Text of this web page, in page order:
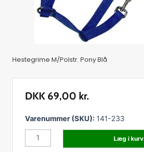
Hestegrime M/Polstr. Pony Blå
DKK 69,00 kr.
Varenummer (SKU):141-233
Hestegrime
M/Polstr.
Pony
Læg i kurv